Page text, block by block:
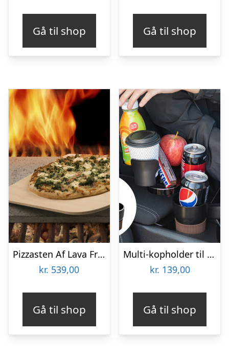
Gå til shop Gå til shop
Pizzasten Af Lava Fra Etna
kr. 539,00
Gå til shop
Multi-kopholder til Bilen
kr. 139,00
Gå til shop